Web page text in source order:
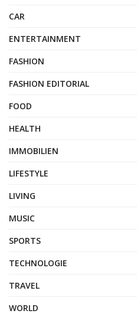
CAR
ENTERTAINMENT
FASHION
FASHION EDITORIAL
FOOD
HEALTH
IMMOBILIEN
LIFESTYLE
LIVING
MUSIC
SPORTS
TECHNOLOGIE
TRAVEL
WORLD